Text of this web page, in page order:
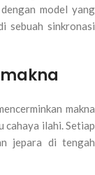
model yang
sebuah sinkronasi
makna
ilahi. Setiap
jepara di tengah